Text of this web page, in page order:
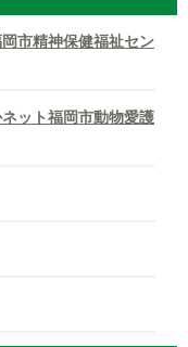
市精神保健福祉セン
ット福岡市動物愛護